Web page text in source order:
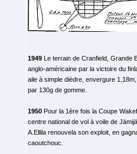
1949 Le terrain de Cranfield, Grande
anglo-américaine par la victoire du
aile à simple dièdre, envergure
par 130g de gomme.
1950 Pour la 1ère fois la Coupe
centre national de vol à voile de
A.Ellila renouvela son exploit, en
caoutchouc.